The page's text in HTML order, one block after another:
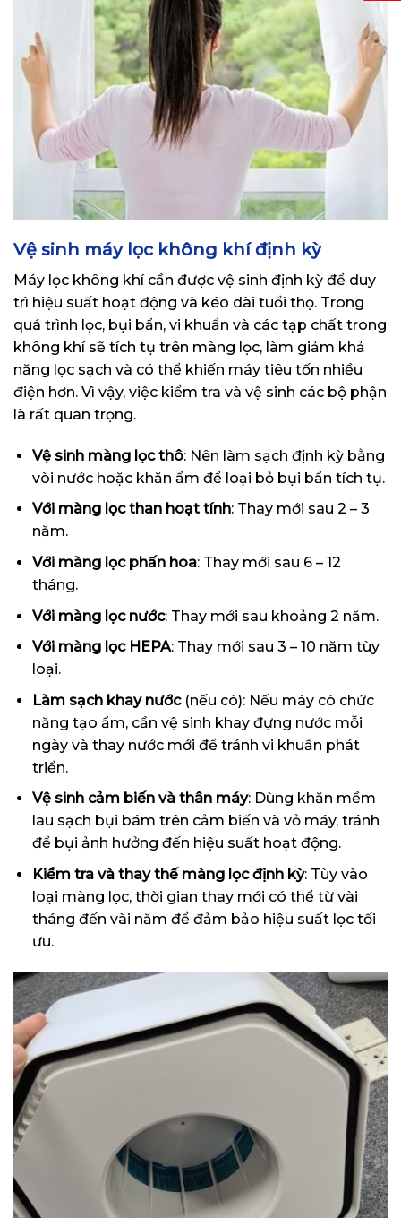
Vệ sinh máy lọc không khí định kỳ
Máy lọc không khí cần được vệ sinh định kỳ để duy
trì hiệu suất hoạt động và kéo dài tuổi thọ. Trong
quá trình lọc, bụi bẩn, vi khuẩn và các tạp chất trong
không khí sẽ tích tụ trên màng lọc, làm giảm khả
năng lọc sạch và có thể khiến máy tiêu tốn nhiều
điện hơn. Vì vậy, việc kiểm tra và vệ sinh các bộ phận
là rất quan trọng.
Vệ sinh màng lọc thô: Nên làm sạch định kỳ bằng
vòi nước hoặc khăn ẩm để loại bỏ bụi bẩn tích tụ.
Với màng lọc than hoạt tính: Thay mới sau 2 – 3
năm.
Với màng lọc phấn hoa: Thay mới sau 6 – 12
tháng.
Với màng lọc nước: Thay mới sau khoảng 2 năm.
Với màng lọc HEPA: Thay mới sau 3 – 10 năm tùy
loại.
Làm sạch khay nước(nếu có): Nếu máy có chức
năng tạo ẩm, cần vệ sinh khay đựng nước mỗi
ngày và thay nước mới để tránh vi khuẩn phát
triển.
Vệ sinh cảm biến và thân máy: Dùng khăn mềm
lau sạch bụi bám trên cảm biến và vỏ máy, tránh
để bụi ảnh hưởng đến hiệu suất hoạt động.
Kiểm tra và thay thế màng lọc định kỳ: Tùy vào
loại màng lọc, thời gian thay mới có thể từ vài
tháng đến vài năm để đảm bảo hiệu suất lọc tối
ưu.